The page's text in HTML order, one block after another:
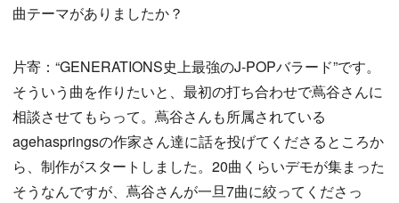
曲テーマがありましたか？
片寄：“GENERATIONS史上最強のJ-POPバラード”です。
そういう曲を作りたいと、最初の打ち合わせで蔦谷さんに
相談させてもらって。蔦谷さんも所属されている
agehaspringsの作家さん達に話を投げてくださるところか
ら、制作がスタートしました。20曲くらいデモが集まった
そうなんですが、蔦谷さんが一旦7曲に絞ってくださっ